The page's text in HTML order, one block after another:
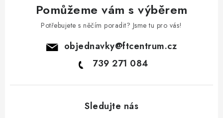
Pomůžeme vám s výběrem
Potřebujete s něčím poradit? Jsme tu pro vás!
objednavky@ftcentrum.cz
739 271 084